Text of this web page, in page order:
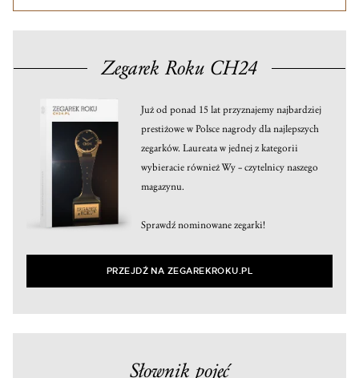
Zegarek Roku CH24
Już od ponad 15 lat przyznajemy najbardziej
prestiżowe w Polsce nagrody dla najlepszych
zegarków. Laureata w jednej z kategorii
wybieracie również Wy – czytelnicy naszego
magazynu.
Sprawdź nominowane zegarki!
PRZEJDŹ NA ZEGAREKROKU.PL
Słownik pojęć